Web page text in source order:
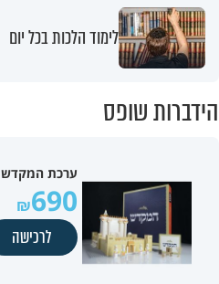
לימוד הלכות בכל יום
הידברות שופס
ערכת המקדש
690
לרכישה